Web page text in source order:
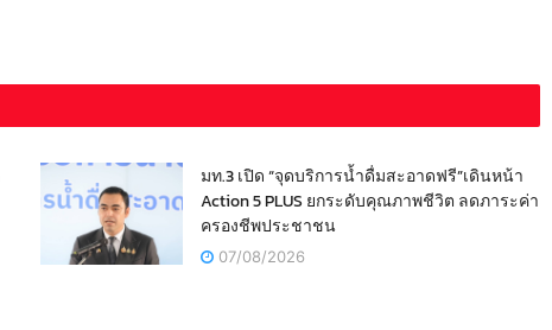
มท.3 เปิด “จุดบริการน้ำดื่มสะอาดฟรี”เดินหน้า
Action 5 PLUS ยกระดับคุณภาพชีวิต ลดภาระค่า
ครองชีพประชาชน
07/08/2026